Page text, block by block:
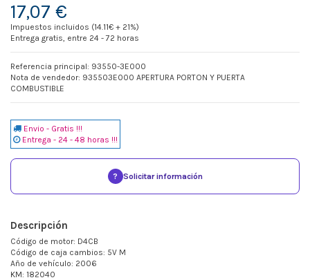
17,07 €
Impuestos incluidos (14.11€ + 21%)
Entrega gratis, entre 24 - 72 horas
Referencia principal: 93550-3E000
Nota de vendedor: 935503E000 APERTURA PORTON Y PUERTA
COMBUSTIBLE
Envio - Gratis !!!
Entrega - 24 - 48 horas !!!
? Solicitar información
Descripción
Código de motor: D4CB
Código de caja cambios: 5V M
Año de vehículo: 2006
KM: 182040